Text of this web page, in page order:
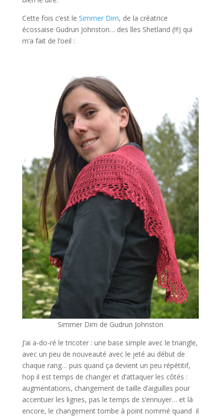
Cette fois c’est le Simmer Dim, de la créatrice
écossaise Gudrun Johnston… des îles Shetland (!!!) qui
m’a fait de l’oeil :
Simmer Dim de Gudrun Johnston
J’ai a-do-ré le tricoter : une base simple avec le triangle,
avec un peu de nouveauté avec le jeté au début de
chaque rang… puis quand ça devient un peu répétitif,
hop il est temps de changer et d’attaquer les côtés :
augmentations, changement de taille d’aiguilles pour
accentuer les lignes, pas le temps de s’ennuyer… et là
encore, le changement tombe à point nommé quand il